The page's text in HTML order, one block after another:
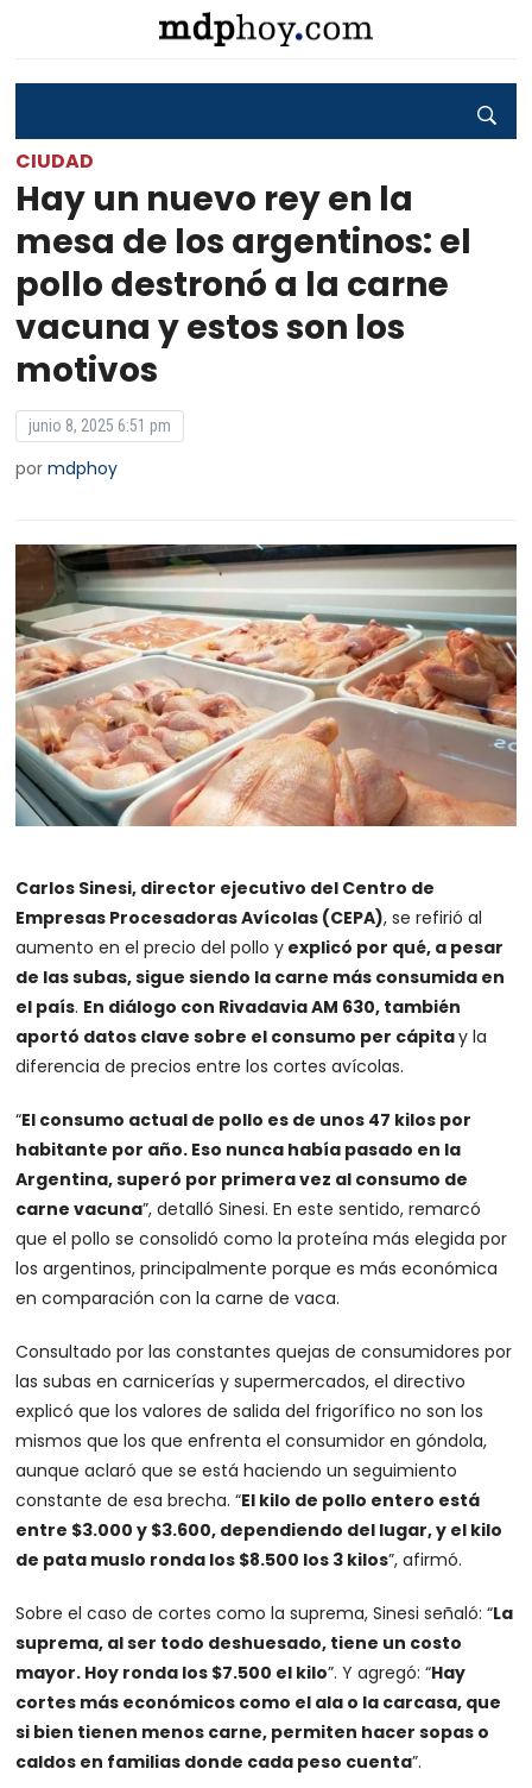
CIUDAD
Hay un nuevo rey en la
mesa de los argentinos: el
pollo destronó a la carne
vacuna y estos son los
motivos
junio 8, 2025 6:51 pm
pormdphoy
Carlos Sinesi, director ejecutivo del Centro de
Empresas Procesadoras Avícolas (CEPA), se refirió al
aumento en el precio del pollo y explicó por qué, a pesar
de las subas, sigue siendo la carne más consumida en
el país. En diálogo con Rivadavia AM 630, también
aportó datos clave sobre el consumo per cápitay la
diferencia de precios entre los cortes avícolas.
“El consumo actual de pollo es de unos 47 kilos por
habitante por año. Eso nunca había pasado en la
Argentina, superó por primera vez al consumo de
carne vacuna”, detalló Sinesi. En este sentido, remarcó
que el pollo se consolidó como la proteína más elegida por
los argentinos, principalmente porque es más económica
en comparación con la carne de vaca.
Consultado por las constantes quejas de consumidores por
las subas en carnicerías y supermercados, el directivo
explicó que los valores de salida del frigorífico no son los
mismos que los que enfrenta el consumidor en góndola,
aunque aclaró que se está haciendo un seguimiento
constante de esa brecha. “El kilo de pollo entero está
entre $3.000 y $3.600, dependiendo del lugar, y el kilo
de pata muslo ronda los $8.500 los 3 kilos”, afirmó.
Sobre el caso de cortes como la suprema, Sinesi señaló: “La
suprema, al ser todo deshuesado, tiene un costo
mayor. Hoy ronda los $7.500 el kilo”. Y agregó: “Hay
cortes más económicos como el ala o la carcasa, que
si bien tienen menos carne, permiten hacer sopas o
caldos en familias donde cada peso cuenta”.